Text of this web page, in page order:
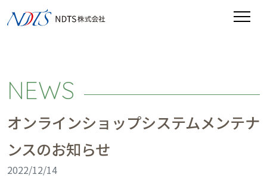
NEWS
オンラインショップシステムメンテナ
ンスのお知らせ
2022/12/14